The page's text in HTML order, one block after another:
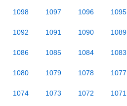
1098 1097 1096 1095
1092 1091 1090 1089
1086 1085 1084 1083
1080 1079 1078 1077
1074 1073 1072 1071